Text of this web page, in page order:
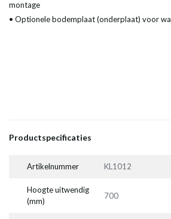
montage
• Optionele bodemplaat (onderplaat) voor
Productspecificaties
Artikelnummer KL1012
Hoogte uitwendig
(mm)
700